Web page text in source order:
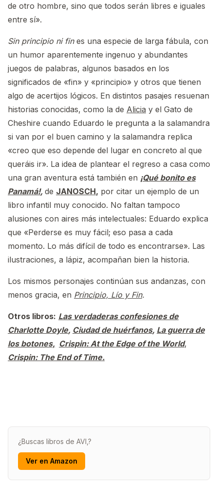
de otro hombre, sino que todos serán libres e iguales
entre sí».
Sin principio ni fines una especie de larga fábula, con
un humor aparentemente ingenuo y abundantes
juegos de palabras, algunos basados en los
significados de «fin» y «principio» y otros que tienen
algo de acertijos lógicos. En distintos pasajes resuenan
historias conocidas, como la de Alicia y el Gato de
Cheshire cuando Eduardo le pregunta a la salamandra
si van por el buen camino y la salamandra replica
«creo que eso depende del lugar en concreto al que
queráis ir». La idea de plantear el regreso a casa como
una gran aventura está también en ¡Qué bonito es
Panamá!, de JANOSCH, por citar un ejemplo de un
libro infantil muy conocido. No faltan tampoco
alusiones con aires más intelectuales: Eduardo explica
que «Perderse es muy fácil; eso pasa a cada
momento. Lo más difícil de todo es encontrarse». Las
ilustraciones, a lápiz, acompañan bien la historia.
Los mismos personajes continúan sus andanzas, con
menos gracia, en Principio, Lío y Fin.
Otros libros: Las verdaderas confesiones de
Charlotte Doyle, Ciudad de huérfanos, La guerra de
los botones, Crispin: At the Edge of the World,
Crispin: The End of Time.
¿Buscas libros de AVI,?
Ver en Amazon